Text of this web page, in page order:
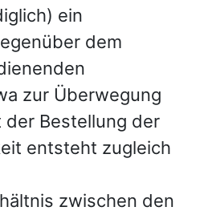
ein
dem
zur Überwegung
Bestellung der
entsteht zugleich
zwischen den